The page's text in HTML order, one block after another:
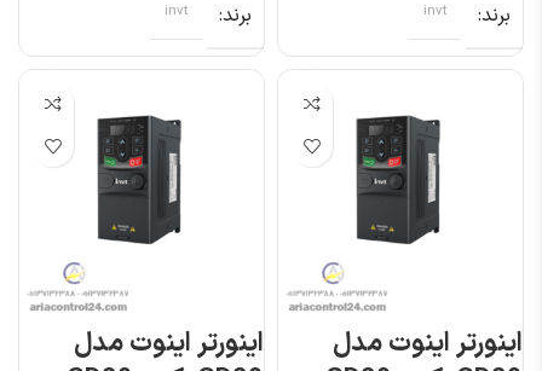
برند invt برند invt
اینورتر اینوت مدل
اینورتر اینوت مدل